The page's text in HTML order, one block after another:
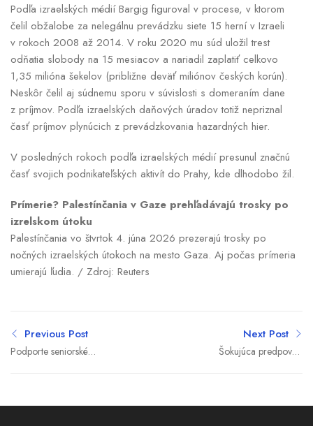
Podľa izraelských médií Bargig figuroval v procese, v ktorom
čelil obžalobe za nelegálnu prevádzku siete 15 herní v Izraeli
v rokoch 2008 až 2014. V roku 2020 mu súd uložil trest
odňatia slobody na 15 mesiacov a nariadil zaplatiť celkovo
1,35 milióna šekelov (približne deväť miliónov českých korún).
Neskôr čelil aj súdnemu sporu v súvislosti s domeraním dane
z príjmov. Podľa izraelských daňových úradov totiž nepriznal
časť príjmov plynúcich z prevádzkovania hazardných hier.
V posledných rokoch podľa izraelských médií presunul značnú
časť svojich podnikateľských aktivít do Prahy, kde dlhodobo žil.
Prímerie? Palestínčania v Gaze prehľadávajú trosky po
izrelskom útoku
Palestínčania vo štvrtok 4. júna 2026 prezerajú trosky po
nočných izraelských útokoch na mesto Gaza. Aj počas prímeria
umierajú ľudia. / Zdroj: Reuters
Previous Post
Podporte seniorské
Next Post
Šokujúca predpoveď